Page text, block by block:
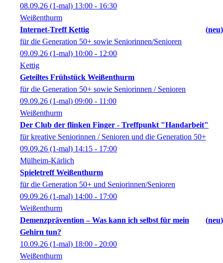
08.09.26 (1-mal) 13:00 - 16:30
Weißenthurm
Internet-Treff Kettig
neu
für die Generation 50+ sowie Seniorinnen/Senioren
09.09.26 (1-mal) 10:00 - 12:00
Kettig
Geteiltes Frühstück Weißenthurm
für die Generation 50+ sowie Seniorinnen / Senioren
09.09.26 (1-mal) 09:00 - 11:00
Weißenthurm
Der Club der flinken Finger - Treffpunkt "Handarbeit"
für kreative Seniorinnen / Senioren und die Generation 50+
09.09.26 (1-mal) 14:15 - 17:00
Mülheim-Kärlich
Spieletreff Weißenthurm
für die Generation 50+ und Seniorinnen/Senioren
09.09.26 (1-mal) 14:00 - 17:00
Weißenthurm
Demenzprävention – Was kann ich selbst für mein
Gehirn tun?
neu
10.09.26 (1-mal) 18:00 - 20:00
Weißenthurm